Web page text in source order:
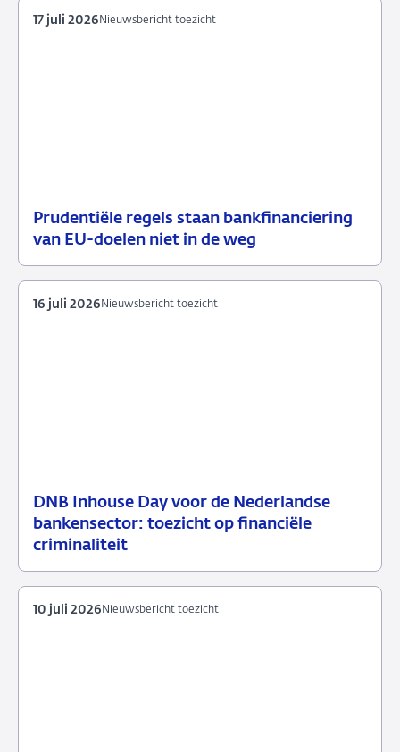
Prudentiële regels staan bankfinanciering
van EU-doelen niet in de weg
17
Nieuwsbericht
Nieuwsbericht toezicht
17 juli 2026
DNB Inhouse Day voor de Nederlandse
bankensector: toezicht op financiële
criminaliteit
16
juli
Nieuwsbericht
toezicht
Nieuwsbericht toezicht
16 juli 2026
Nieuwsbericht toezicht
10 juli 2026